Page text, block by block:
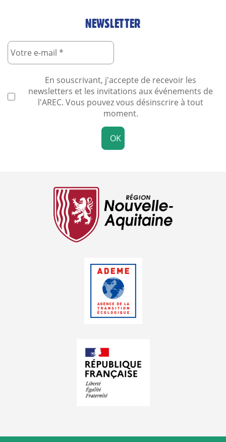
NEWSLETTER
En souscrivant, j'accepte de recevoir les
newsletters et les invitations aux événements de
l'AREC. Vous pouvez vous désinscrire à tout
moment.